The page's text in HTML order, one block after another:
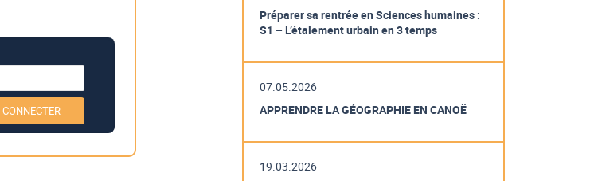
Préparer sa rentrée en Sciences humaines :
S1 – L’étalement urbain en 3 temps
07.05.2026
APPRENDRE LA GÉOGRAPHIE EN CANOË
19.03.2026